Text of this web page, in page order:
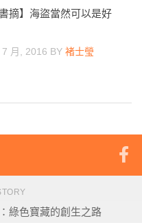
書摘】海盜當然可以是好
7 月, 2016 BY 褚士瑩
綠色寶藏的創生之路